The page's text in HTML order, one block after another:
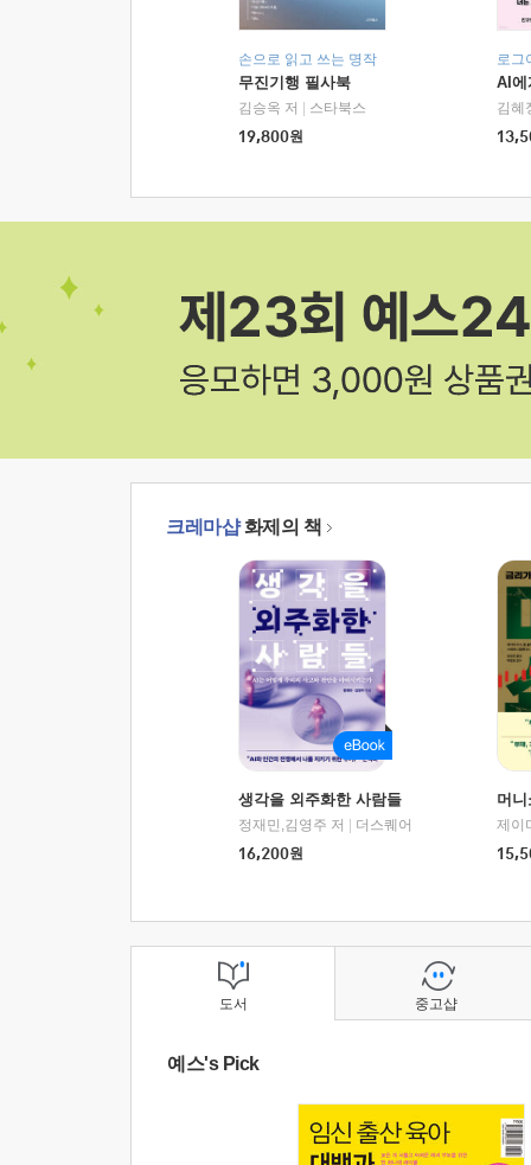
손으로 읽고 쓰는 명작
무진기행 필사북
김승옥 저
스타북스
19,800원
로그
AI에
김혜
크레마샵화제의 책
생각을 외주화한 사람들
정재민,김영주 저
더스퀘어
16,200원
머
도서
예스's Pick
중고샵